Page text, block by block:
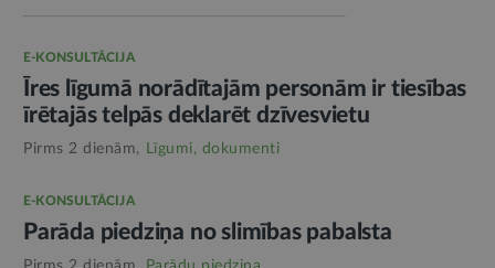
E-KONSULTĀCIJA
Īres līgumā norādītajām personām ir tiesības
īrētajās telpās deklarēt dzīvesvietu
Pirms 2 dienām, Līgumi, dokumenti
E-KONSULTĀCIJA
Parāda piedziņa no slimības pabalsta